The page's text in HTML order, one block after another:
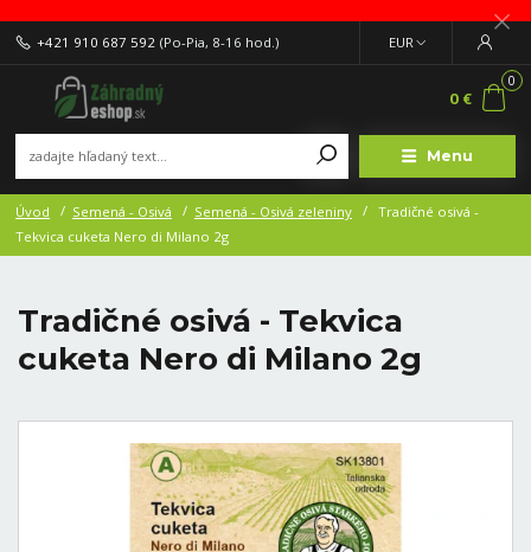
Menu
EUR
+421 910 687 592 (Po-Pia, 8-16 hod.)
0
0 €
Úvod Semená - Osivá Semená - Osivá zeleniny
Tradičné osivá -
Tekvica cuketa Nero di Milano 2g
Tradičné osivá - Tekvica
cuketa Nero di Milano 2g